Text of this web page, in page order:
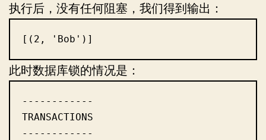
执行后，没有任何阻塞，我们得到输出：
[(2, 'Bob')]
此时数据库锁的情况是：
------------
TRANSACTIONS
------------